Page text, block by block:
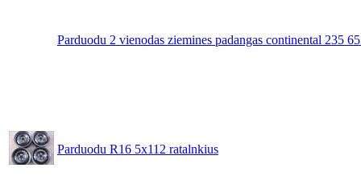
Parduodu 2 vienodas ziemines padangas continental 235
Parduodu R16 5x112 ratalnkius